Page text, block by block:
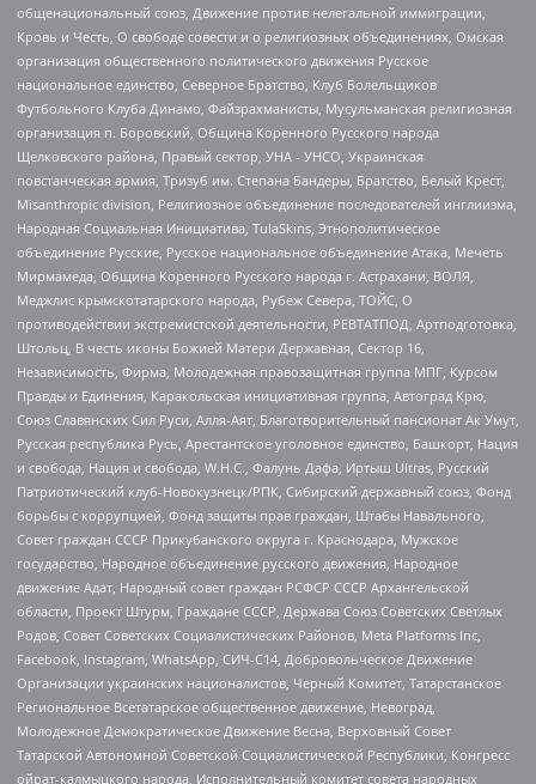
общенациональный союз, Движение против нелегальной иммиграции,
Кровь и Честь, О свободе совести и о религиозных объединениях, Омская
организация общественного политического движения Русское
национальное единство, Северное Братство, Клуб Болельщиков
Футбольного Клуба Динамо, Файзрахманисты, Мусульманская религиозная
организация п. Боровский, Община Коренного Русского народа
Щелковского района, Правый сектор, УНА - УНСО, Украинская
повстанческая армия, Тризуб им. Степана Бандеры, Братство, Белый Крест,
Misanthropic division, Религиозное объединение последователей инглиизма,
Народная Социальная Инициатива, TulaSkins, Этнополитическое
объединение Русские, Русское национальное объединение Атака, Мечеть
Мирмамеда, Община Коренного Русского народа г. Астрахани, ВОЛЯ,
Меджлис крымскотатарского народа, Рубеж Севера, ТОЙС, О
противодействии экстремистской деятельности, РЕВТАТПОД, Артподготовка,
Штольц, В честь иконы Божией Матери Державная, Сектор 16,
Независимость, Фирма, Молодежная правозащитная группа МПГ, Курсом
Правды и Единения, Каракольская инициативная группа, Автоград Крю,
Союз Славянских Сил Руси, Алля-Аят, Благотворительный пансионат Ак Умут,
Русская республика Русь, Арестантское уголовное единство, Башкорт, Нация
и свобода, Нация и свобода, W.H.С., Фалунь Дафа, Иртыш Ultras, Русский
Патриотический клуб-Новокузнецк/РПК, Сибирский державный союз, Фонд
борьбы с коррупцией, Фонд защиты прав граждан, Штабы Навального,
Совет граждан СССР Прикубанского округа г. Краснодара, Мужское
государство, Народное объединение русского движения, Народное
движение Адат, Народный совет граждан РСФСР СССР Архангельской
области, Проект Штурм, Граждане СССР, Держава Союз Советских Светлых
Родов, Совет Советских Социалистических Районов, Meta Platforms Inc,
Facebook, Instagram, WhatsApp, СИЧ-С14, Добровольческое Движение
Организации украинских националистов, Черный Комитет, Татарстанское
Региональное Всетатарское общественное движение, Невоград,
Молодежное Демократическое Движение Весна, Верховный Совет
Татарской Автономной Советской Социалистической Республики, Конгресс
ойрат-калмыцкого народа, Исполнительный комитет совета народных